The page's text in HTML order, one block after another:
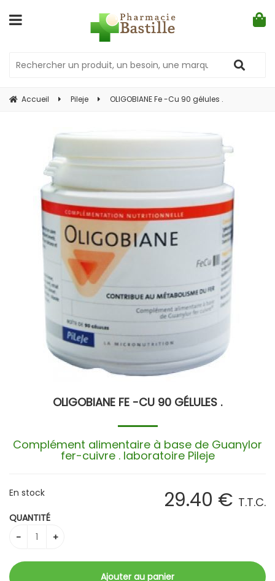
Accueil Pileje OLIGOBIANE Fe -Cu 90 gélules .
OLIGOBIANE FE -CU 90 GÉLULES .
Complément alimentaire à base de Guanylor
fer-cuivre . laboratoire Pileje
29.40 € T.T.C.
En stock
QUANTITÉ